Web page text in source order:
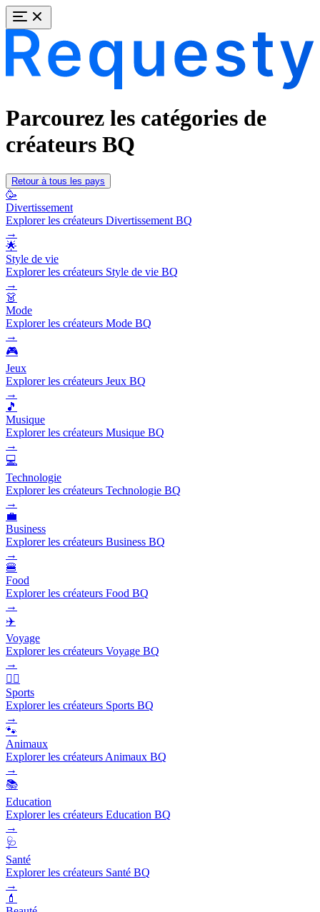
Parcourez les catégories de
créateurs BQ
Retour à tous les pays
🥳
Divertissement
Explorer les créateurs Divertissement BQ
→
🌟
Style de vie
Explorer les créateurs Style de vie BQ
→
👗
Mode
Explorer les créateurs Mode BQ
→
🎮
Jeux
Explorer les créateurs Jeux BQ
→
🎵
Musique
Explorer les créateurs Musique BQ
→
💻
Technologie
Explorer les créateurs Technologie BQ
→
💼
Business
Explorer les créateurs Business BQ
→
🍔
Food
Explorer les créateurs Food BQ
→
✈️
Voyage
Explorer les créateurs Voyage BQ
→
🏃‍♂️
Sports
Explorer les créateurs Sports BQ
→
🐾
Animaux
Explorer les créateurs Animaux BQ
→
📚
Education
Explorer les créateurs Education BQ
→
🩺
Santé
Explorer les créateurs Santé BQ
→
💄